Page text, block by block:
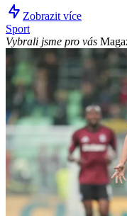
Zobrazit více
Sport
Vybrali jsme pro vás